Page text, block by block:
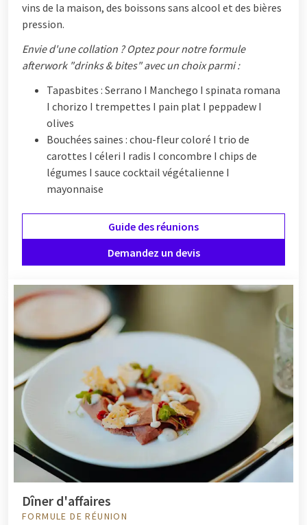
vins de la maison, des boissons sans alcool et des bières
pression.
Envie d'une collation ? Optez pour notre formule
afterwork "drinks & bites" avec un choix parmi :
Tapasbites : Serrano I Manchego I spinata romana
I chorizo I trempettes I pain plat I peppadew I
olives
Bouchées saines : chou-fleur coloré I trio de
carottes I céleri I radis I concombre I chips de
légumes I sauce cocktail végétalienne I
mayonnaise
Guide des réunions
Demandez un devis
Dîner d'affaires
FORMULE DE RÉUNION